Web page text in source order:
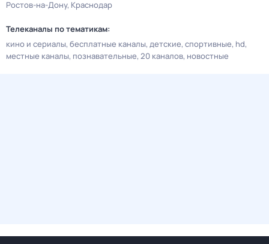
Ростов-на-Дону Краснодар
Телеканалы по тематикам:
кино и сериалы бесплатные каналы детские спортивные hd
местные каналы познавательные 20 каналов новостные